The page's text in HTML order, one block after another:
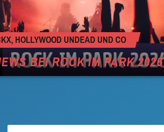
HOLLYWOOD UNDEAD UND CO
BEI ROCK IM PARK 2026